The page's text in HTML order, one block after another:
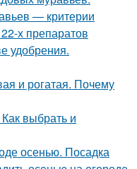
— критерии
х препаратов
удобрения.
и рогатая. Почему
выбрать и
осенью. Посадка